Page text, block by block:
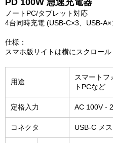
PD 100W 急速充電器
ノートPC/タブレット対応
4台同時充電 (USB-C×3、USB-
仕様：
スマホ版サイトは横にスクロール
用途
スマートフ
トPCなど
定格入力 AC 100V -
コネクタ USB-C メ